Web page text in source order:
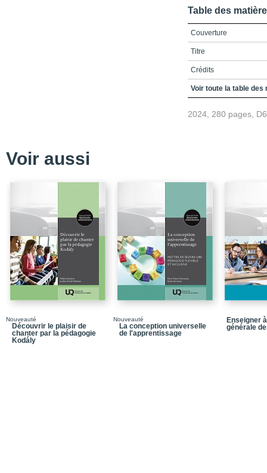
Table des
Couverture
Titre
Crédits
Préface
Liste des sigles et
à son épanouissement
PARTIE 1 / Des
diversité en contextes
Chapitre 1 / La
historiques
Chapitre 2 / La prise
éducatives
quelques repères
Voir toute la table des
2024, 280 pages,
Voir aussi
Nouveauté
Découvrir le plaisir de
chanter par la pédagogie
Kodály
Nouveauté
La conception universelle
de l'apprentissage
Enseigner
générale